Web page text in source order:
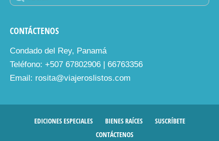
CONTÁCTENOS
Condado del Rey, Panamá
Teléfono: +507 67802906 | 66763356
Email: rosita@viajeroslistos.com
EDICIONES ESPECIALES BIENES RAÍCES
SUSCRÍBETE
CONTÁCTENOS